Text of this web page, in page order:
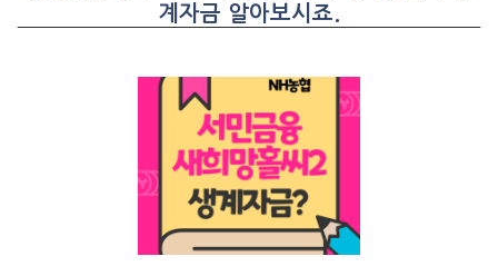
계자금 알아보시죠.